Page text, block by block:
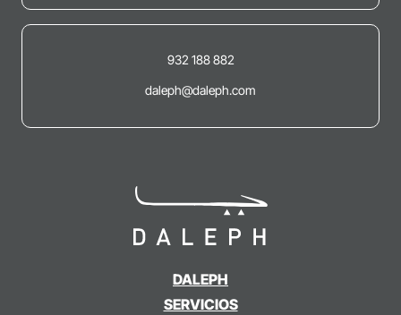
DALEPH
SERVICIOS
932 188 882
daleph@daleph.com